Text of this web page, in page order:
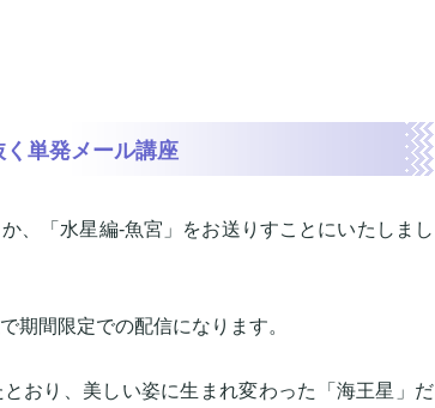
単発メール講座
、「水星編-魚宮」をお送りすことにいたしまし
期間限定での配信になります。
おり、美しい姿に生まれ変わった「海王星」だ